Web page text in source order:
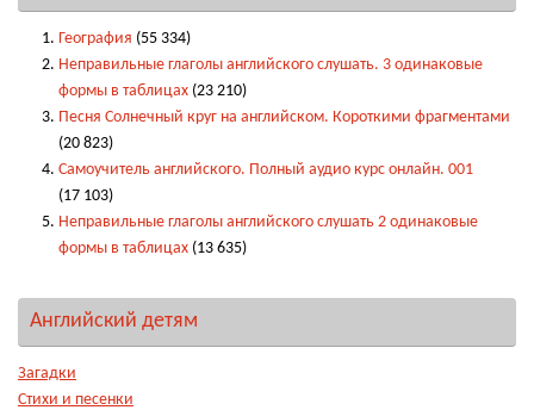
География (55 334)
Неправильные глаголы английского слушать. 3 одинаковые
формы в таблицах (23 210)
Песня Солнечный круг на английском. Короткими фрагментами
(20 823)
Самоучитель английского. Полный аудио курс онлайн. 001
(17 103)
Неправильные глаголы английского слушать 2 одинаковые
формы в таблицах (13 635)
Английский детям
Загадки
Стихи и песенки